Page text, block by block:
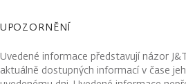
UPOZORNĚNÍ
Uvedené informace představují názor
aktuálně dostupných informací v čase